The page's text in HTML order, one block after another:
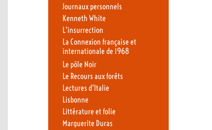
Journaux personnels
Kenneth White
L’insurrection
La Connexion française et
internationale de 1968
Le pôle Noir
Le Recours aux forêts
Lectures d’Italie
Lisbonne
Littérature et folie
Marguerite Duras